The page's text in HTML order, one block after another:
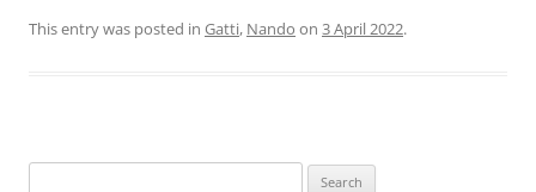
This entry was posted in Gatti, Nando on 3 April 2022.